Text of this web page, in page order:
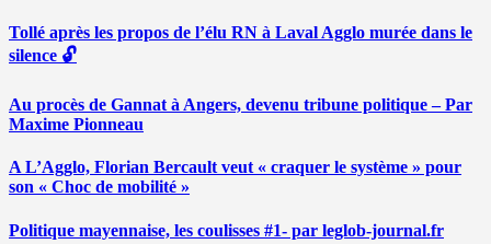
Tollé après les propos de l’élu RN à Laval Agglo murée dans le
silence 🔓
Au procès de Gannat à Angers, devenu tribune politique – Par
Maxime Pionneau
A L’Agglo, Florian Bercault veut « craquer le système » pour
son « Choc de mobilité »
Politique mayennaise, les coulisses #1- par leglob-journal.fr